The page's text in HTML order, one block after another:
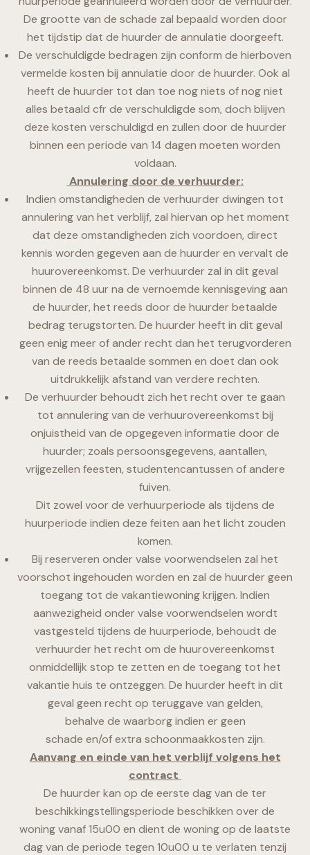
De grootte van de schade zal bepaald worden door
het tijdstip dat de huurder de annulatie doorgeeft.
De verschuldigde bedragen zijn conform de hierboven
vermelde kosten bij annulatie door de huurder. Ook al
heeft de huurder tot dan toe nog niets of nog niet
alles betaald cfr de verschuldigde som, doch blijven
deze kosten verschuldigd en zullen door de huurder
binnen een periode van 14 dagen moeten worden
voldaan.
Annulering door de verhuurder:
Indien omstandigheden de verhuurder dwingen tot
annulering van het verblijf, zal hiervan op het moment
dat deze omstandigheden zich voordoen, direct
kennis worden gegeven aan de huurder en vervalt de
huurovereenkomst. De verhuurder zal in dit geval
binnen de 48 uur na de vernoemde kennisgeving aan
de huurder, het reeds door de huurder betaalde
bedrag terugstorten. De huurder heeft in dit geval
geen enig meer of ander recht dan het terugvorderen
van de reeds betaalde sommen en doet dan ook
uitdrukkelijk afstand van verdere rechten.
De verhuurder behoudt zich het recht over te gaan
tot annulering van de verhuurovereenkomst bij
onjuistheid van de opgegeven informatie door de
huurder; zoals persoonsgegevens, aantallen,
vrijgezellen feesten, studentencantussen of andere
fuiven.
Dit zowel voor de verhuurperiode als tijdens de
huurperiode indien deze feiten aan het licht zouden
komen.
Bij reserveren onder valse voorwendselen zal het
voorschot ingehouden worden en zal de huurder geen
toegang tot de vakantiewoning krijgen. Indien
aanwezigheid onder valse voorwendselen wordt
vastgesteld tijdens de huurperiode, behoudt de
verhuurder het recht om de huurovereenkomst
onmiddellijk stop te zetten en de toegang tot het
vakantie huis te ontzeggen. De huurder heeft in dit
geval geen recht op teruggave van gelden,
behalve de waarborg indien er geen
schade en/of extra schoonmaakkosten zijn.
Aanvang en einde van het verblijf volgens het
contract
De huurder kan op de eerste dag van de ter
beschikkingstellingsperiode beschikken over de
woning vanaf 15u00 en dient de woning op de laatste
dag van de periode tegen 10u00 u te verlaten tenzij